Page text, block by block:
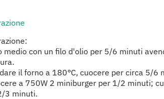
medio con un filo d'olio per 5/6 minuti
il forno a 180°C, cuocere per circa 5/6
a 750W 2 miniburger per 1/2 minuti;
3 minuti.